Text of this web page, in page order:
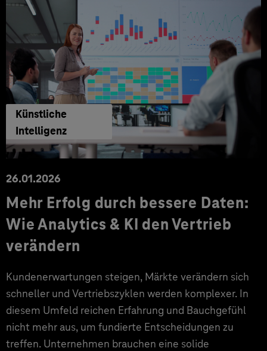
Künstliche
Intelligenz
26.01.2026
Mehr Erfolg durch bessere Daten:
Wie Analytics & KI den Vertrieb
verändern
Kundenerwartungen steigen, Märkte verändern sich
schneller und Vertriebszyklen werden komplexer. In
diesem Umfeld reichen Erfahrung und Bauchgefühl
nicht mehr aus, um fundierte Entscheidungen zu
treffen. Unternehmen brauchen eine solide